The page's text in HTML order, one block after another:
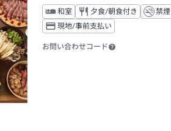
和室 夕食/朝食付き
禁煙
現地/事前支払い
お問い合わせコード